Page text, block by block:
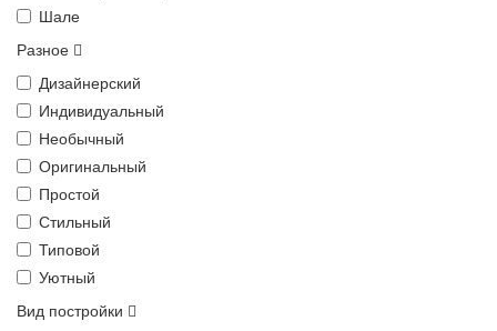
Шале
Разное
Дизайнерский
Индивидуальный
Необычный
Оригинальный
Простой
Стильный
Типовой
Уютный
Вид постройки